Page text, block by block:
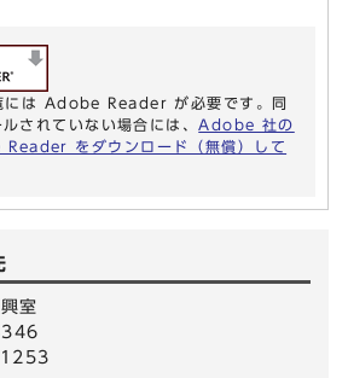
には Adobe Reader が必要です。同
されていない場合には、 Adobe 社の
をダウンロード（無償）して
室